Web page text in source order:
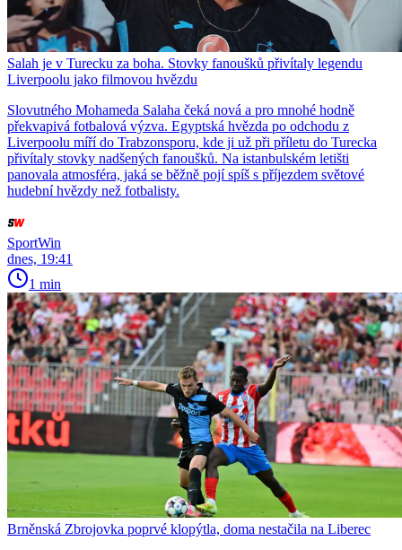
Salah je v Turecku za boha. Stovky fanoušků přivítaly legendu
Liverpoolu jako filmovou hvězdu
Slovutného Mohameda Salaha čeká nová a pro mnohé hodně
překvapivá fotbalová výzva. Egyptská hvězda po odchodu z
Liverpoolu míří do Trabzonsporu, kde ji už při příletu do Turecka
přivítaly stovky nadšených fanoušků. Na istanbulském letišti
panovala atmosféra, jaká se běžně pojí spíš s příjezdem světové
hudební hvězdy než fotbalisty.
SportWin
dnes, 19:41
1 min
Brněnská Zbrojovka poprvé klopýtla, doma nestačila na Liberec